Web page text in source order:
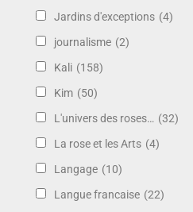
Jardins d'exceptions (4)
journalisme (2)
Kali (158)
Kim (50)
L'univers des roses… (32)
La rose et les Arts (4)
Langage (10)
Langue francaise (22)